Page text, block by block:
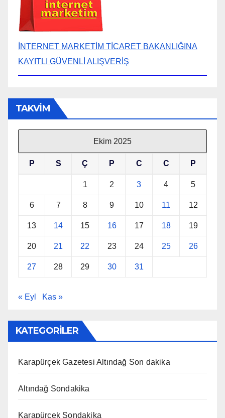
İNTERNET MARKETİM TİCARET BAKANLIĞINA
KAYITLI GÜVENLİ ALIŞVERİŞ
TAKVİM
Ekim 2025
P S Ç P C C P
1 2 3 4 5
6 7 8 9 10 11 12
13 14 15 16 17 18 19
20 21 22 23 24 25 26
27 28 29 30 31
« Eyl Kas »
KATEGORİLER
Karapürçek Gazetesi Altındağ Son dakika
Altındağ Sondakika
Karapürçek Sondakika